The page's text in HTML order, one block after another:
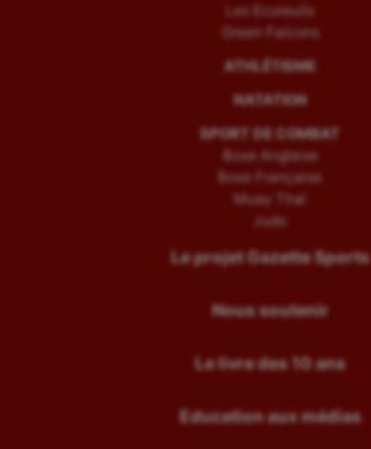
Les Ecureuils
Green Falcons
ATHLÉTISME
NATATION
SPORT DE COMBAT
Boxe Anglaise
Boxe Française
Muay Thaï
Judo
Le projet Gazette Sports
Nous soutenir
Le livre des 10 ans
Education aux médias